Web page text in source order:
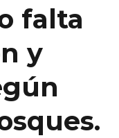
falta
y